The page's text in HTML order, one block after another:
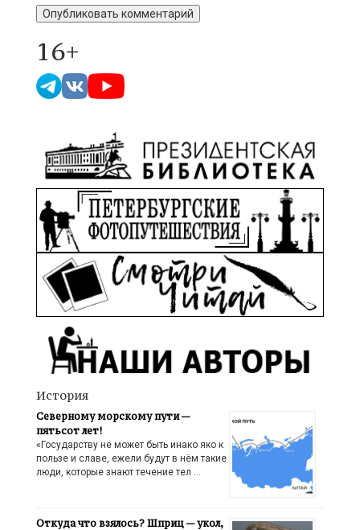
16+
История
Северному морскому пути —
пятьсот лет!
«Государству не может быть инако яко к
пользе и славе, ежели будут в нём такие
люди, которые знают течение тел …
Откуда что взялось? Шприц — укол,